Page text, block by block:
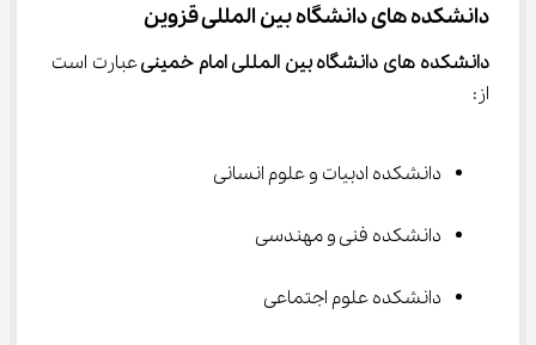
دانشکده های دانشگاه بین المللی قزوین
دانشکده های دانشگاه بین المللی امام خمینی عبارت است
از:
دانشکده ادبیات و علوم انسانی
دانشکده فنی و مهندسی
دانشکده علوم اجتماعی